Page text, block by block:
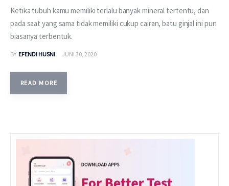
Ketika tubuh kamu memiliki terlalu banyak mineral tertentu, dan
pada saat yang sama tidak memiliki cukup cairan, batu ginjal ini pun
biasanya terbentuk.
BY EFENDI HUSNI JUNI 30, 2020
READ MORE